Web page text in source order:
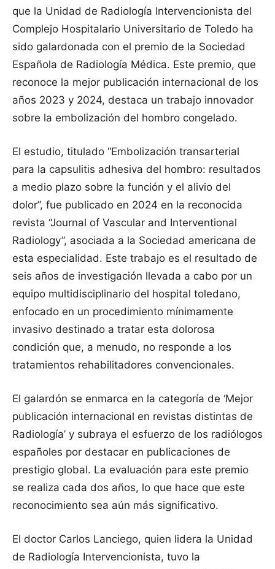
que la Unidad de Radiología Intervencionista del
Complejo Hospitalario Universitario de Toledo ha
sido galardonada con el premio de la Sociedad
Española de Radiología Médica. Este premio, que
reconoce la mejor publicación internacional de los
años 2023 y 2024, destaca un trabajo innovador
sobre la embolización del hombro congelado.
El estudio, titulado “Embolización transarterial
para la capsulitis adhesiva del hombro: resultados
a medio plazo sobre la función y el alivio del
dolor”, fue publicado en 2024 en la reconocida
revista “Journal of Vascular and Interventional
Radiology”, asociada a la Sociedad americana de
esta especialidad. Este trabajo es el resultado de
seis años de investigación llevada a cabo por un
equipo multidisciplinario del hospital toledano,
enfocado en un procedimiento mínimamente
invasivo destinado a tratar esta dolorosa
condición que, a menudo, no responde a los
tratamientos rehabilitadores convencionales.
El galardón se enmarca en la categoría de ‘Mejor
publicación internacional en revistas distintas de
Radiología’ y subraya el esfuerzo de los radiólogos
españoles por destacar en publicaciones de
prestigio global. La evaluación para este premio
se realiza cada dos años, lo que hace que este
reconocimiento sea aún más significativo.
El doctor Carlos Lanciego, quien lidera la Unidad
de Radiología Intervencionista, tuvo la